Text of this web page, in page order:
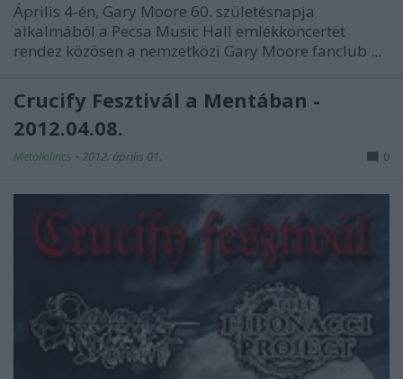
Április 4-én, Gary Moore 60. születésnapja
alkalmából a Pecsa Music Hall emlékkoncertet
rendez közösen a nemzetközi Gary Moore fanclub ...
Crucify Fesztivál a Mentában -
2012.04.08.
Metalkilincs • 2012. április 01. 0